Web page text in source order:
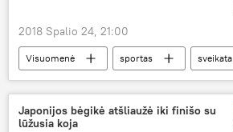
2018 Spalio 24, 21:00
Visuomenė sportas
sveikata
atmintis
Japonijos bėgikė atšliaužė iki finišo su
lūžusia koja